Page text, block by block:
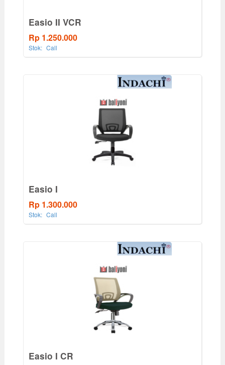
Easio II VCR
Rp 1.250.000
Stok: Call
Easio I
Rp 1.300.000
Stok: Call
Easio I CR